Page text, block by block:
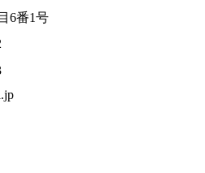
6番1号